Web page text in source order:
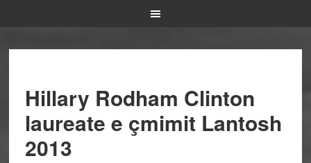
Hillary Rodham Clinton
laureate e çmimit Lantosh
2013